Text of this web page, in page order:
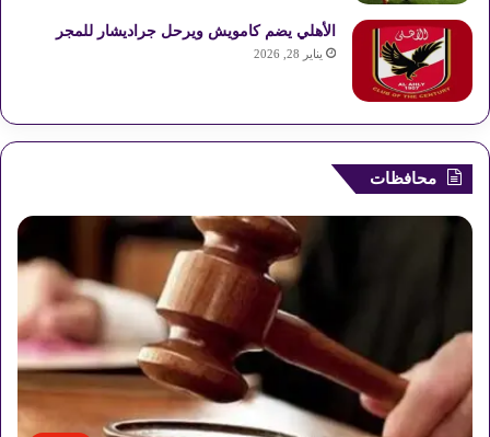
الأهلي يضم كامويش ويرحل جراديشار للمجر
يناير 28, 2026
محافظات